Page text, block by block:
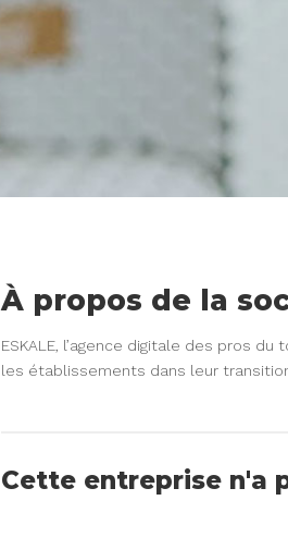
À propos de la
ESKALE, l’agence digitale des pros
les établissements dans leur
Cette entreprise n'a